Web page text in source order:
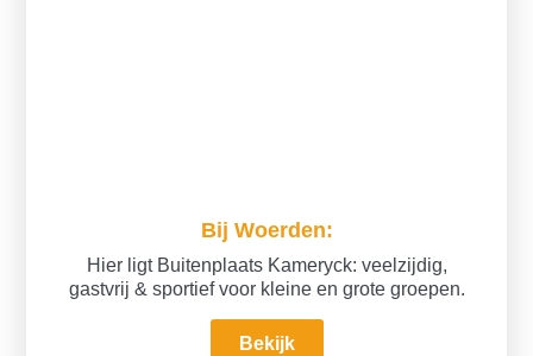
Bij Woerden:
Hier ligt Buitenplaats Kameryck: veelzijdig,
gastvrij & sportief voor kleine en grote groepen.
Bekijk